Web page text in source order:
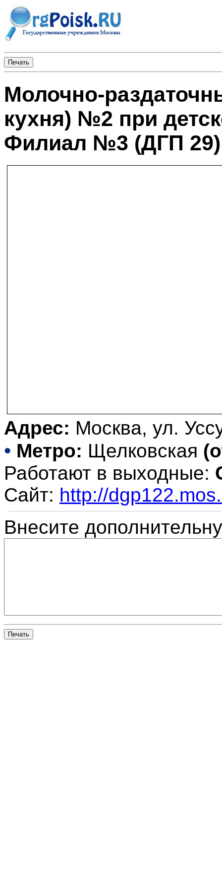
Молочно-
кухня) №2 при
Филиал №3 (ДГП 29)
Адрес: Москва, ул.
• Метро: Щелковская
Работают в выходные:
Сайт: http://
Внесите